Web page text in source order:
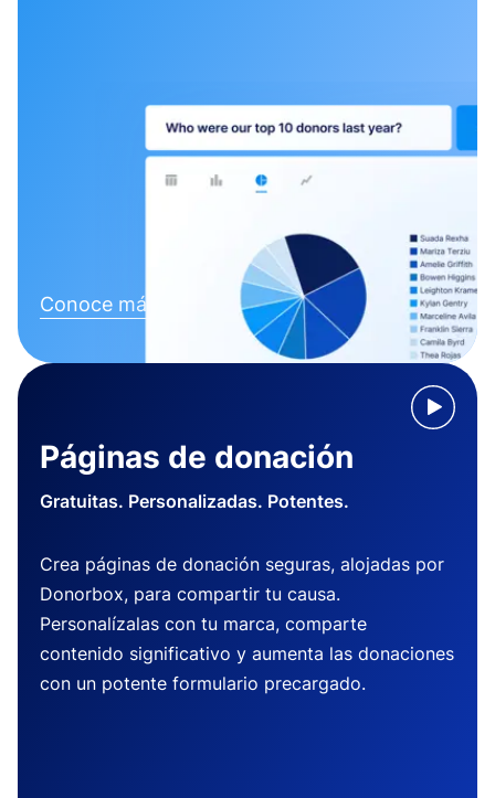
Conoce más
Páginas de donación
Gratuitas. Personalizadas. Potentes.
Crea páginas de donación seguras, alojadas por
Donorbox, para compartir tu causa.
Personalízalas con tu marca, comparte
contenido significativo y aumenta las donaciones
con un potente formulario precargado.